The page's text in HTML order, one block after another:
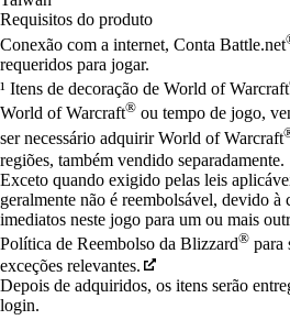
Requisitos do produto
Conexão com a internet, Conta Battle.net
requeridos para jogar.
¹ Itens de decoração de World of Warcraft
World of Warcraft® ou tempo de jogo,
ser necessário adquirir World of Warcraft
regiões, também vendido separadamente.
Exceto quando exigido pelas leis
geralmente não é reembolsável, devido à
imediatos neste jogo para um ou mais
Política de Reembolso da Blizzard® para
exceções relevantes.
Depois de adquiridos, os itens serão
login.